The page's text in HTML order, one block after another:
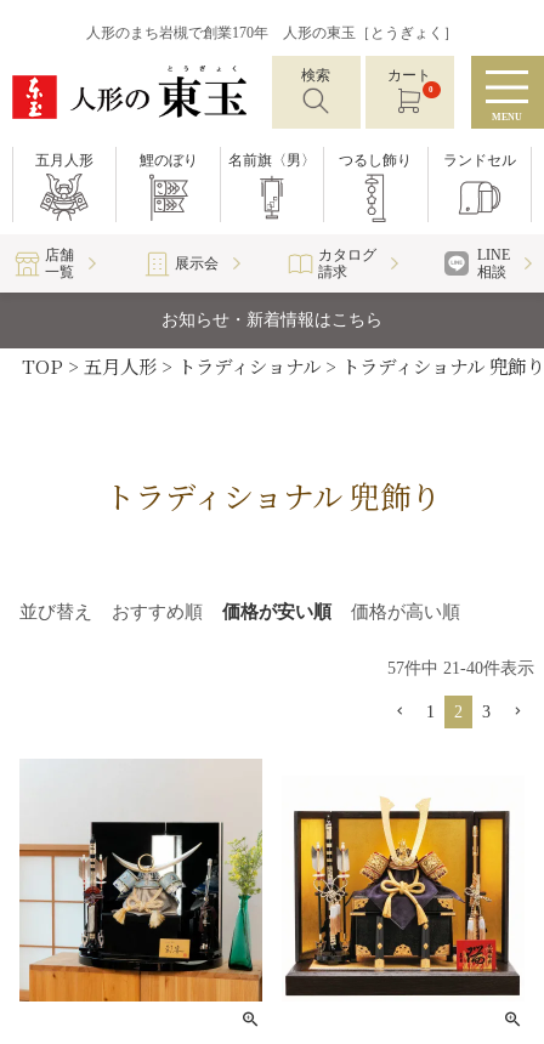
人形のまち岩槻で創業170年 人形の東玉［とうぎょく］
検索 カート
0
MENU
五月人形 鯉のぼり 名前旗〈男〉 つるし飾り ランドセル
店舗
一覧
展示会
カタログ
請求
LINE
相談
お知らせ・新着情報はこちら
TOP 五月人形 トラディショナル トラディショナル 兜飾り
トラディショナル 兜飾り
並び替え おすすめ順 価格が安い順 価格が高い順
57件中 21-40件表示
1 2 3